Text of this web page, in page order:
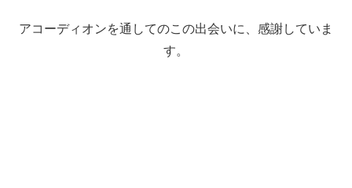
アコーディオンを通してのこの出会いに、感謝していま
す。